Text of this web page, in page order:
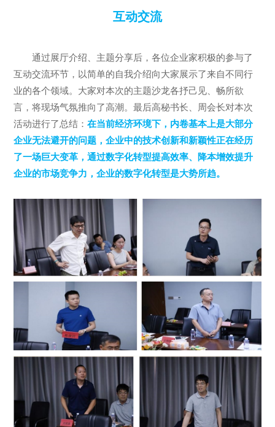
互动交流
通过展厅介绍、主题分享后，各位企业家积极的参与了
互动交流环节，以简单的自我介绍向大家展示了来自不同行
业的各个领域。大家对本次的主题沙龙各抒己见、畅所欲
言，将现场气氛推向了高潮。最后高秘书长、周会长对本次
活动进行了总结：在当前经济环境下，内卷基本上是大部分
企业无法避开的问题，企业中的技术创新和新颖性正在经历
了一场巨大变革，通过数字化转型提高效率、降本增效提升
企业的市场竞争力，企业的数字化转型是大势所趋。